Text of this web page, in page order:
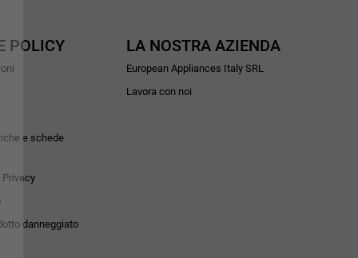
POLICY
e schede
danneggiato
LA NOSTRA AZIENDA
European Appliances Italy SRL
Lavora con noi